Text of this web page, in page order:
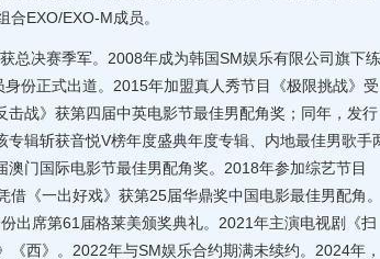
EXO/EXO-M成员。
决赛季军。2008年成为韩国SM娱乐有限公司旗下练
份正式出道。2015年加盟真人秀节目《极限挑战》受
战》获第四届中英电影节最佳男配角奖；同年，发行
辑斩获音悦V榜年度盛典年度专辑、内地最佳男歌手
门国际电影节最佳男配角奖。2018年参加综艺节目
借《一出好戏》获第25届华鼎奖中国电影最佳男配角。
出席第61届格莱美颁奖典礼。2021年主演电视剧《扫
西》。2022年与SM娱乐合约期满未续约。2024年，